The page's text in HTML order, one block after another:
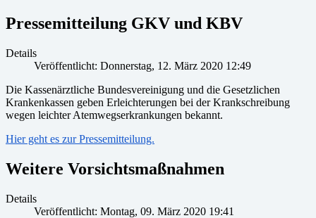
Pressemitteilung GKV und KBV
Details
Veröffentlicht: Donnerstag, 12. März 2020 12:49
Die Kassenärztliche Bundesvereinigung und die Gesetzlichen
Krankenkassen geben Erleichterungen bei der Krankschreibung
wegen leichter Atemwegserkrankungen bekannt.
Hier geht es zur Pressemitteilung.
Weitere Vorsichtsmaßnahmen
Details
Veröffentlicht: Montag, 09. März 2020 19:41